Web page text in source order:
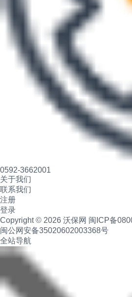
0592-3662001
关于我们
联系我们
注册
登录
Copyright © 2026 沃保网 闽ICP备
闽公网安备35020602003368号
全站导航